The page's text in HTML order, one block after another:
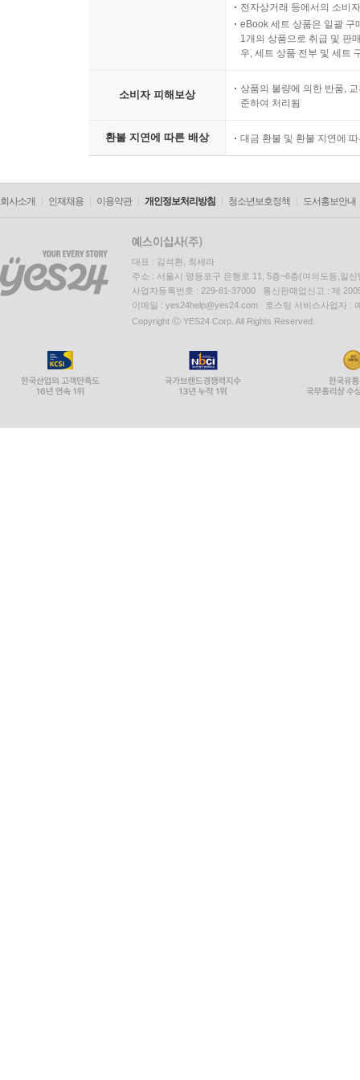
전자상거래 등에서의 소비
eBook 세트 상품은 일괄 구
1개의 상품으로 취급 및 판
우, 세트 상품 전부 및 세트
소비자 피해보상
상품의 불량에 의한 반품,
준하여 처리됨
환불 지연에 따른 배상 대금 환불 및 환불 지연에
회사소개 인재채용 이용약관 개인정보처리방침 청소년보호정책 도서홍보안내
대표 : 김석환, 최세라
주소 : 서울시 영등포구 은행로 11, 5층~6층(여의도동,일신
사업자등록번호 : 229-81-37000 통신판매업신고 : 제
이메일 : yes24help@yes24.com 호스팅 서비스사업자 :
Copyright ⓒ YES24 Corp. All Rights Reserved.